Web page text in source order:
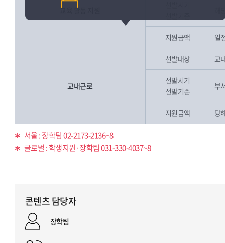
교육 활동 지원
지원금액 일
교내근로
선발대상 교
선발시기
선발기준
부
지원금액 당
서울 : 장학팀 02-2173-2136~8
글로벌 : 학생지원·장학팀 031-330-4037~8
콘텐츠 담당자
장학팀